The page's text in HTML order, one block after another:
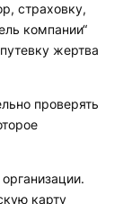
страховку,
компании“
жертва
проверять
карту